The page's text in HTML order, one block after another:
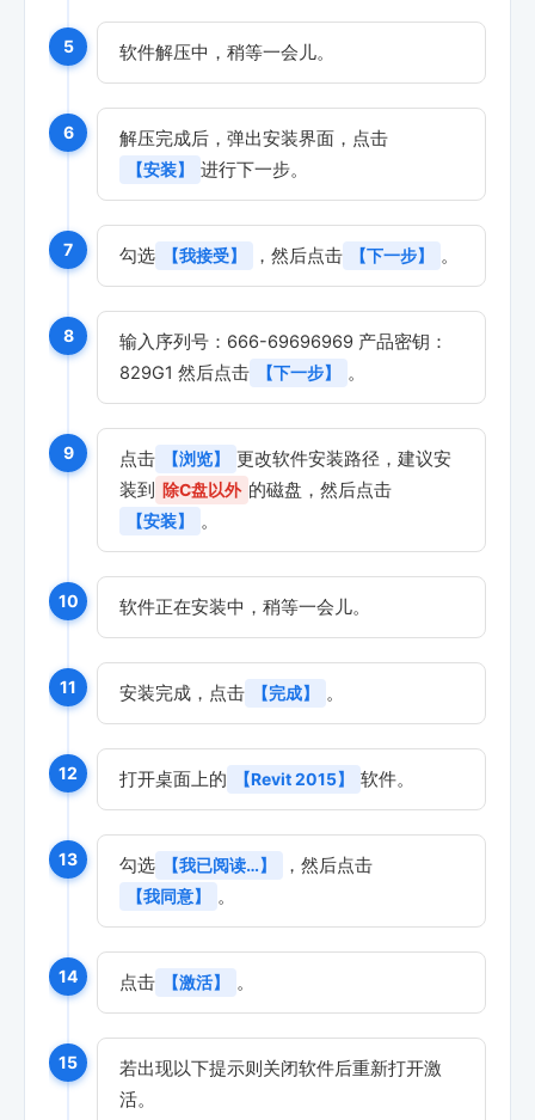
5 软件解压中，稍等一会儿。
6 解压完成后，弹出安装界面，点击
【安装】 进行下一步。
7 勾选 【我接受】 ，然后点击 【下一步】 。
8
输入序列号：666-69696969 产品密钥：
829G1 然后点击
【下一步】 。
9 点击 【浏览】
更改软件安装路径，建议安
装到
除C盘以外 的磁盘，然后点击
【安装】 。
10 软件正在安装中，稍等一会儿。
11 安装完成，点击 【完成】 。
12 打开桌面上的 【Revit 2015】 软件。
13 勾选 【我已阅读…】 ，然后点击
【我同意】 。
14 点击 【激活】 。
15
若出现以下提示则关闭软件后重新打开激
活。